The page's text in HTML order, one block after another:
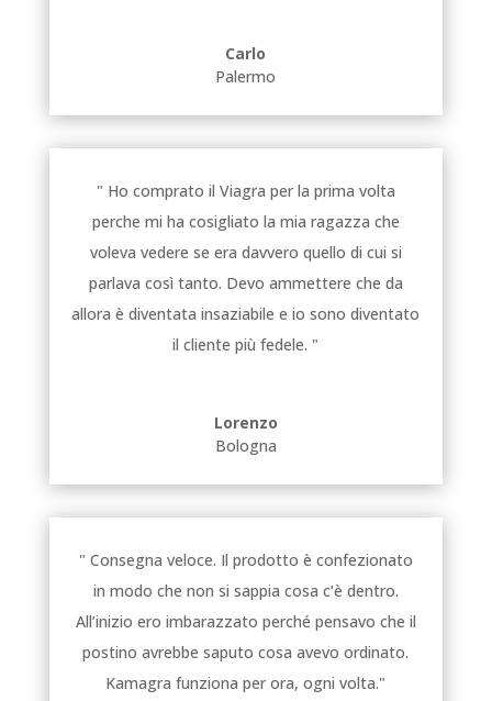
Carlo
Palermo
" Ho comprato il Viagra per la prima volta
perche mi ha cosigliato la mia ragazza che
voleva vedere se era davvero quello di cui si
parlava così tanto. Devo ammettere che da
allora è diventata insaziabile e io sono diventato
il cliente più fedele. "
Lorenzo
Bologna
" Consegna veloce. Il prodotto è confezionato
in modo che non si sappia cosa c’è dentro.
All’inizio ero imbarazzato perché pensavo che il
postino avrebbe saputo cosa avevo ordinato.
Kamagra funziona per ora, ogni volta."